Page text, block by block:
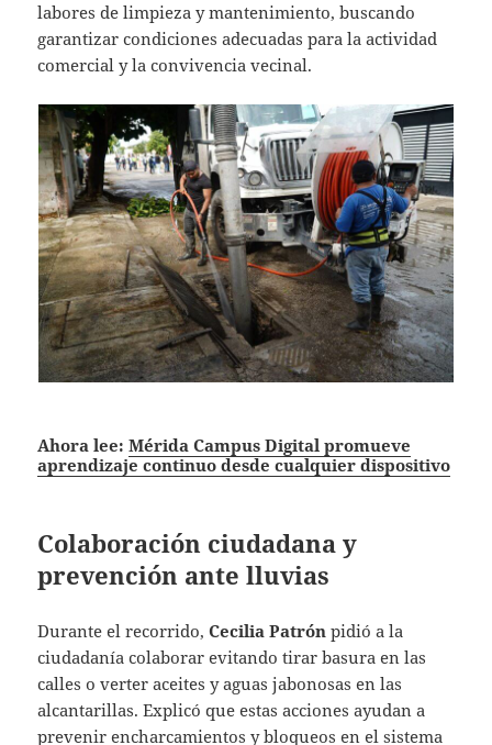
labores de limpieza y mantenimiento, buscando
garantizar condiciones adecuadas para la actividad
comercial y la convivencia vecinal.
Ahora lee:Mérida Campus Digital promueve
aprendizaje continuo desde cualquier dispositivo
Colaboración ciudadana y
prevención ante lluvias
Durante el recorrido,Cecilia Patrón pidió a la
ciudadanía colaborar evitando tirar basura en las
calles o verter aceites y aguas jabonosas en las
alcantarillas. Explicó que estas acciones ayudan a
prevenir encharcamientos y bloqueos en el sistema